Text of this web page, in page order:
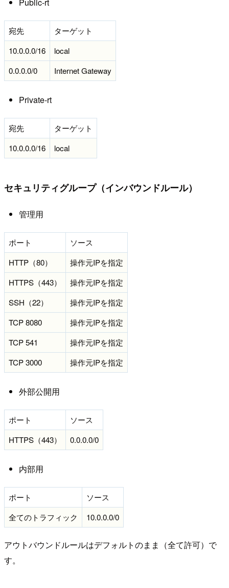
宛先
ターゲット
10.0.0.0/16
local
0.0.0.0/0
Internet Gateway
Private-rt
宛先
ターゲット
10.0.0.0/16
local
セキュリティグループ（インバウンドルール）
管理用
ポート
ソース
HTTP（80）
操作元IPを指定
HTTPS（443）
操作元IPを指定
SSH（22）
操作元IPを指定
TCP 8080
操作元IPを指定
TCP 541
操作元IPを指定
TCP 3000
操作元IPを指定
外部公開用
ポート
ソース
HTTPS（443）
0.0.0.0/0
内部用
ポート
ソース
全てのトラフィック
10.0.0.0/0
アウトバウンドルールはデフォルトのまま（全て許可）で
す。